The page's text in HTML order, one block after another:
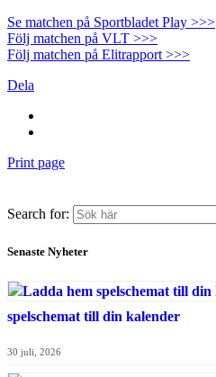
Se matchen på Sportbladet Play >>>
Följ matchen på VLT >>>
Följ matchen på Elitrapport >>>
Dela
Print page
Search for:
Senaste Nyheter
spelschemat till din kalender
30 juli, 2026